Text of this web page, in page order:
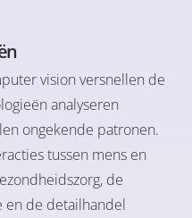
vision versnellen de
analyseren
ongekende patronen.
tussen mens en
de
en de detailhandel